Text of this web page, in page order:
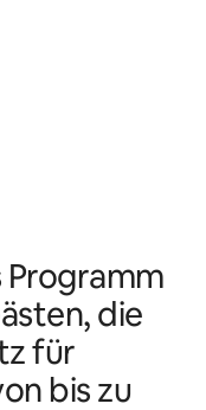
die
für
bis zu